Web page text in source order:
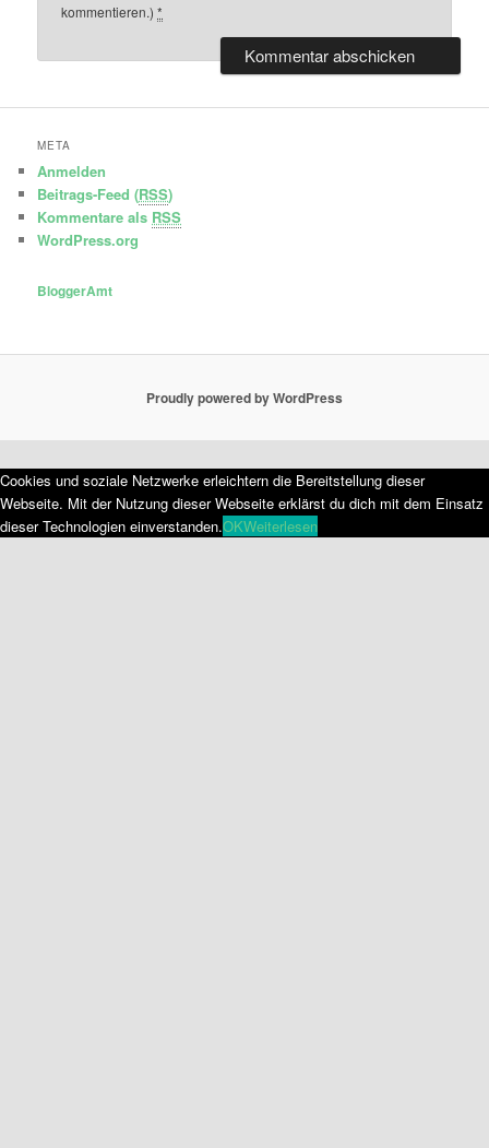
kommentieren.)*
META
Anmelden
Beitrags-Feed (RSS)
Kommentare als RSS
WordPress.org
BloggerAmt
Proudly powered by WordPress
Cookies und soziale Netzwerke erleichtern die Bereitstellung dieser
Webseite. Mit der Nutzung dieser Webseite erklärst du dich mit dem Einsatz
dieser Technologien einverstanden.OKWeiterlesen